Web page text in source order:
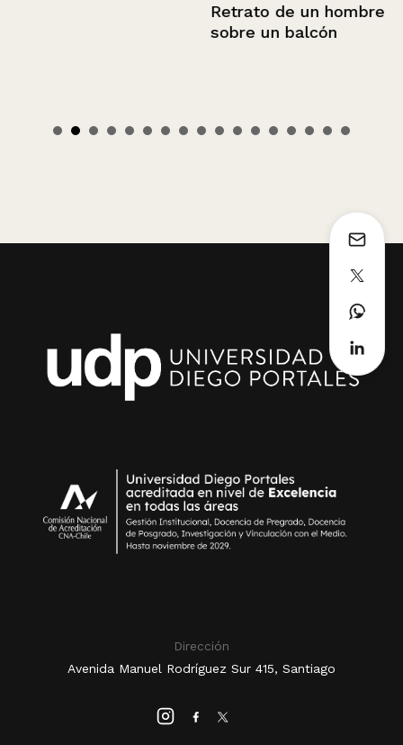
Retrato de un hombre
sobre un balcón
Dirección
Avenida Manuel Rodríguez Sur 415, Santiago